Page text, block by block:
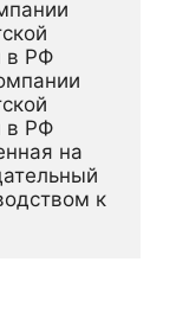
в РФ
в РФ
на
к